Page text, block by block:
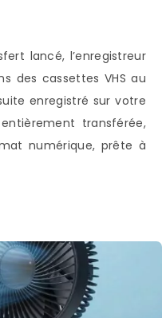
lancé, l’enregistreur
des cassettes VHS au
enregistré sur votre
transférée,
numérique, prête à